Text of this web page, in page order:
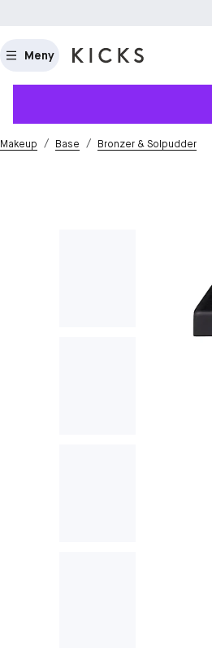
Meny
Makeup / Base / Bronzer & Solpudder